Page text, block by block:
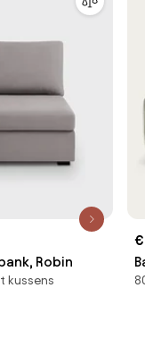
Robin
kussens
€